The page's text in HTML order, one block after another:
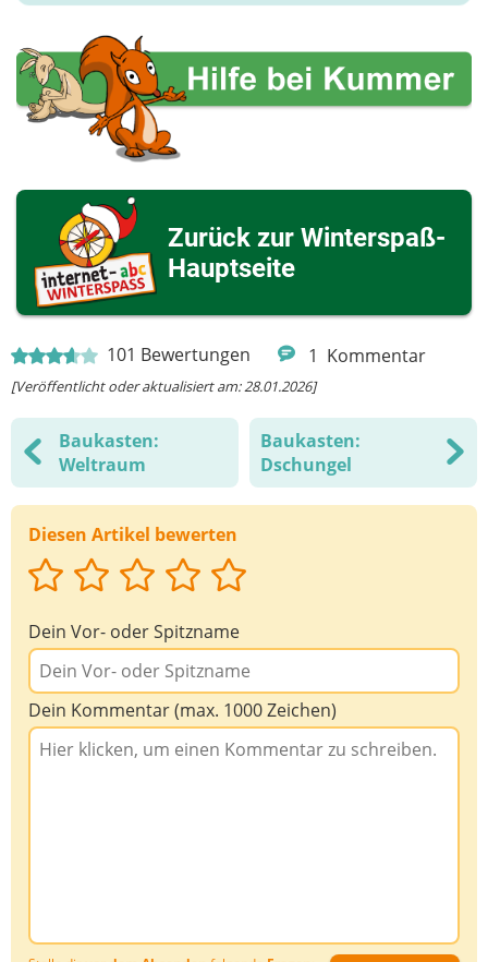
101 Bewertungen 1 Kommentar
[Veröffentlicht oder aktualisiert am: 28.01.2026]
Baukasten:
Weltraum
Baukasten:
Dschungel
Diesen Artikel bewerten
Dein Vor- oder Spitzname
Dein Kommentar (max. 1000 Zeichen)
Zurück zur Winterspaß-
Hauptseite